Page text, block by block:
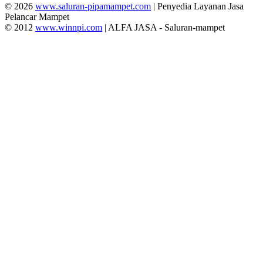
© 2026 www.saluran-pipamampet.com | Penyedia Layanan Jasa
Pelancar Mampet
© 2012 www.winnpi.com | ALFA JASA - Saluran-mampet